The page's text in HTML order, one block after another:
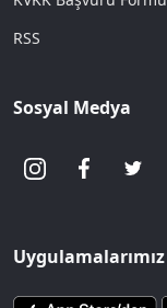
RSS
Sosyal Medya
Uygulamalarımız